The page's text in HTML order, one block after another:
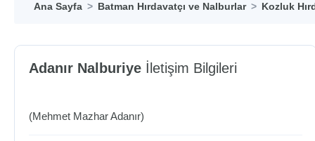
Ana Sayfa Batman Hırdavatçı ve Nalburlar Kozluk
Adanır Nalburiye İletişim Bilgileri
(Mehmet Mazhar Adanır)